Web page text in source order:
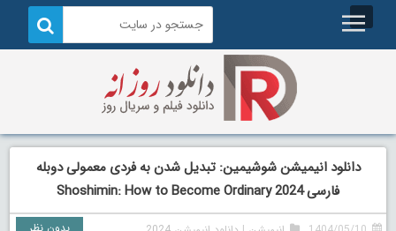
دانلود انیمیشن شوشیمین: تبدیل شدن به فردی معمولی دوبله
فارسی Shoshimin: How to Become Ordinary 2024